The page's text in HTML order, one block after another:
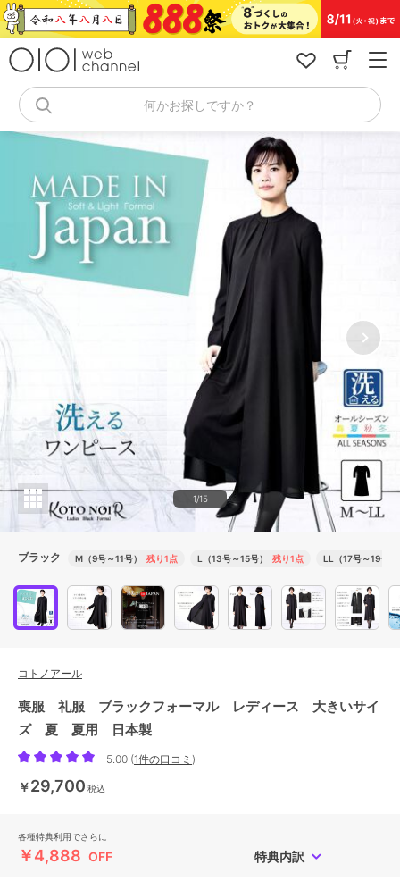
コ
ン
キ
何かお探しですか？
1/15
ブラック M（9号～11号） 残り1点 L（13号～15号） 残り1点 LL（17号～19号）
コトノアール
喪服 礼服 ブラックフォーマル レディース 大きいサイ
ズ 夏 夏用 日本製
5.00 (1件の口コミ )
￥29,700 税込
各種特典利用でさらに
￥4,888 OFF 特典内訳